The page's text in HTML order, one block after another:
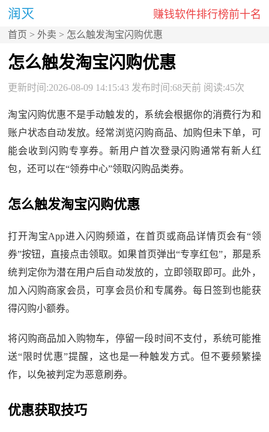
赚钱软件排行榜前十名
首页 >外卖 > 怎么触发淘宝闪购优惠
怎么触发淘宝闪购优惠
更新时间:2026-08-09 14:15:43 发布时间:68天前 阅读:45次
淘宝闪购优惠不是手动触发的，系统会根据你的消费行为和
账户状态自动发放。经常浏览闪购商品、加购但未下单，可
能会收到闪购专享券。新用户首次登录闪购通常有新人红
包，还可以在“领券中心”领取闪购品类券。
怎么触发淘宝闪购优惠
打开淘宝App进入闪购频道，在首页或商品详情页会有“领
券”按钮，直接点击领取。如果首页弹出“专享红包”，那是系
统判定你为潜在用户后自动发放的，立即领取即可。此外，
加入闪购商家会员，可享会员价和专属券。每日签到也能获
得闪购小额券。
将闪购商品加入购物车，停留一段时间不支付，系统可能推
送“限时优惠”提醒，这也是一种触发方式。但不要频繁操
作，以免被判定为恶意刷券。
优惠获取技巧